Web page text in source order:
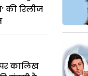
की रिलीज
कालिख